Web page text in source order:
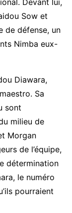
Devant lui,
Sow et
de défense, un
Nimba eux-
Diawara,
Sa
sont
milieu de
Morgan
de l’équipe,
détermination
le numéro
pourraient